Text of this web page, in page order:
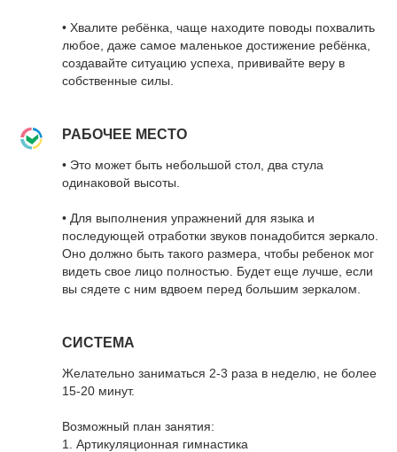
• Хвалите ребёнка, чаще находите поводы похвалить
любое, даже самое маленькое достижение ребёнка,
создавайте ситуацию успеха, прививайте веру в
собственные силы.
РАБОЧЕЕ МЕСТО
• Это может быть небольшой стол, два стула
одинаковой высоты.
• Для выполнения упражнений для языка и
последующей отработки звуков понадобится зеркало.
Оно должно быть такого размера, чтобы ребенок мог
видеть свое лицо полностью. Будет еще лучше, если
вы сядете с ним вдвоем перед большим зеркалом.
СИСТЕМА
Желательно заниматься 2-3 раза в неделю, не более
15-20 минут.
Возможный план занятия:
1. Артикуляционная гимнастика